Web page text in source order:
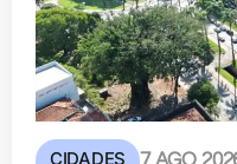
CIDADES